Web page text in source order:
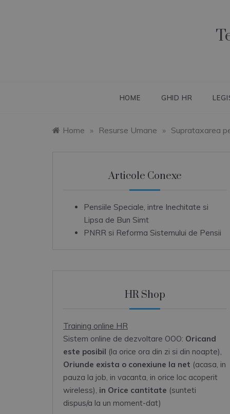
HOME GHID HR
Home » Resurse Umane » Suprataxarea
Articole Conexe
Pensiile Speciale, intre Inechitate si
Lipsa de Bun Simt
PNRR si Reforma Sistemului de Pensii
HR Shop
Training online HR
Sistem online de dezvoltare OOO: Oricand
este posibil (la orice ora din zi si din noapte),
Oriunde exista o conexiune la net (acasa, in
pauza la job, in vacanta, in orice loc acoperit
wireless), in Orice cantitate (sunteti
dispus/a la un moment-dat)